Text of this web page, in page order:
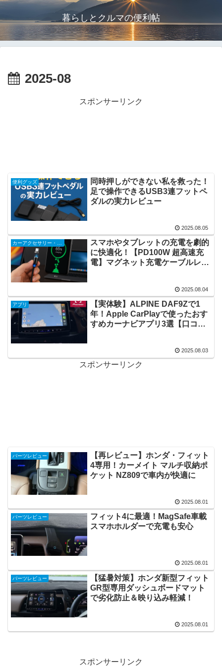
暮らしとクルマの便利帖
2025-08
スポンサーリンク
便利グッズ
同時押しができない私を救った！
足で操作できるUSB3連フットペ
ダルの実力レビュー
2025.08.05
カーアクセサリー・ガジェット
スマホやタブレットの充電を劇的
に快適化！【PD100W 超高速充
電】マグネット充電ケーブルレビ
2025.08.04
アプリ
【実体験】ALPINE DAF9Zで1
年！Apple CarPlayで使ったおす
すめカーナビアプリ3選【口コミ
2025.08.03
スポンサーリンク
パーツレビュー
【再レビュー】ホンダ・フィット
4専用！カーメイト マルチ収納ポ
ケット NZ809で車内が快適に
2025.08.01
パーツレビュー
フィット4に最適！MagSafe車載
スマホホルダーで充電も安心
2025.08.01
パーツレビュー
【猛暑対策】ホンダ新型フィット
GR型専用ダッシュボードマット
で劣化防止＆映り込み軽減！
2025.08.01
スポンサーリンク